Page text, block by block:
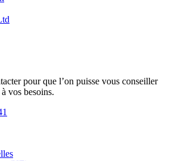
pour que l’on puisse vous conseiller
vos besoins.